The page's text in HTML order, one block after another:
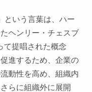
という言葉は、ハー
ヘンリー・チェスブ
て提唱された概念
進するため、企業の
動性を高め、組織内
らに組織外に展開